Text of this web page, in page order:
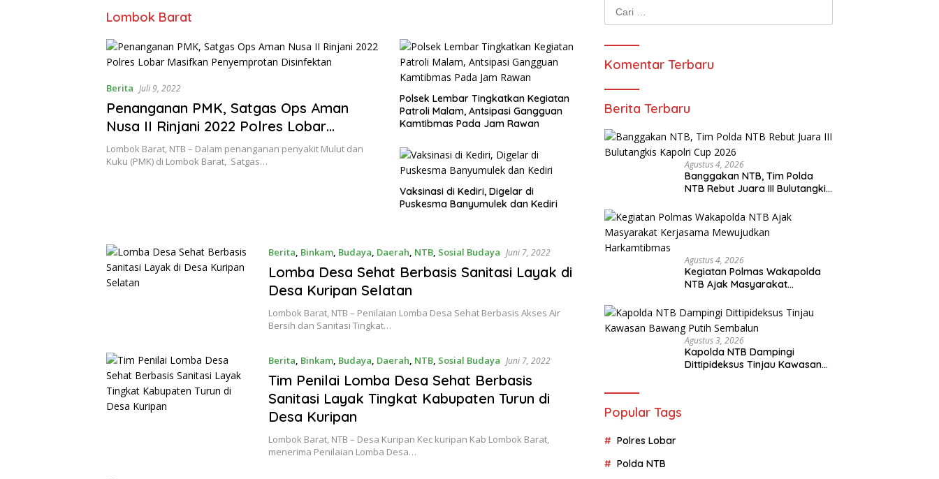
Lombok Barat
Berita Juli 9, 2022
Penanganan PMK, Satgas Ops Aman
Nusa II Rinjani 2022 Polres Lobar
Masifkan Penyemprotan Disinfektan
Lombok Barat, NTB – Dalam penanganan penyakit Mulut dan
Kuku (PMK) di Lombok Barat, Satgas…
Polsek Lembar Tingkatkan Kegiatan
Patroli Malam, Antsipasi Gangguan
Kamtibmas Pada Jam Rawan
Vaksinasi di Kediri, Digelar di
Puskesma Banyumulek dan Kediri
Berita Binkam, Budaya Daerah NTB, Sosial Budaya Juni 7, 2022
Lomba Desa Sehat Berbasis Sanitasi Layak di
Desa Kuripan Selatan
Lombok Barat, NTB – Penilaian Lomba Desa Sehat Berbasis Akses Air
Bersih dan Sanitasi Tingkat…
Berita Binkam, Budaya Daerah NTB, Sosial Budaya Juni 7, 2022
Tim Penilai Lomba Desa Sehat Berbasis
Sanitasi Layak Tingkat Kabupaten Turun di
Desa Kuripan
Lombok Barat, NTB – Desa Kuripan Kec kuripan Kab Lombok Barat,
menerima Penilaian Lomba Desa…
Komentar Terbaru
Berita Terbaru
Agustus 4, 2026
Banggakan NTB, Tim Polda
NTB Rebut Juara III Bulutangkis
Agustus 4, 2026
Kegiatan Polmas Wakapolda
NTB Ajak Masyarakat
Harkamtibmas
Agustus 3, 2026
Kapolda NTB Dampingi
Dittipideksus Tinjau Kawasan
Popular Tags
Polres Lobar
Polda NTB